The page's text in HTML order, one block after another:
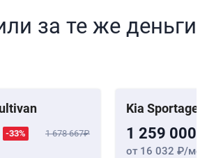
за те же деньги
-33% 1 678 667
Kia Sportage
1 259 000
от 16 032 /мес